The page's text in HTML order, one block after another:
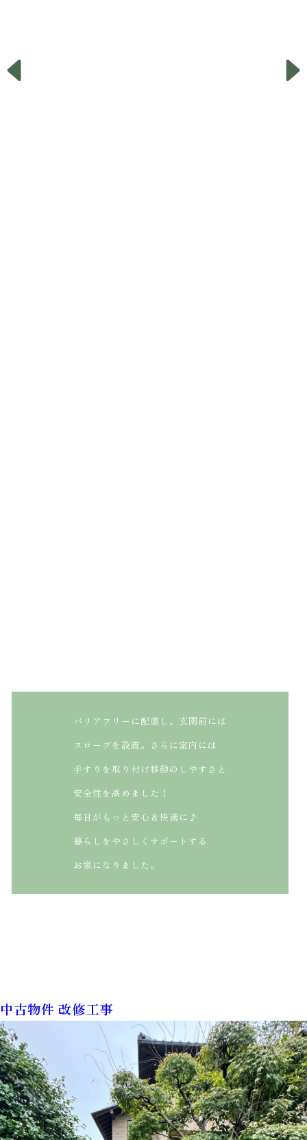
バリアフリーに配慮し、玄関前には
スロープを設置。さらに室内には
手すりを取り付け移動のしやすさと
安全性を高めました！
毎日がもっと安心＆快適に♪
暮らしをやさしくサポートする
お家になりました。
中古物件 改修工事